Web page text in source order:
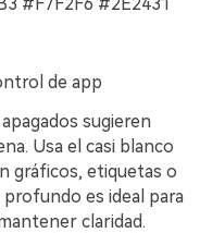
de app
sugieren
Usa el casi blanco
gráficos, etiquetas o
es ideal para
claridad.